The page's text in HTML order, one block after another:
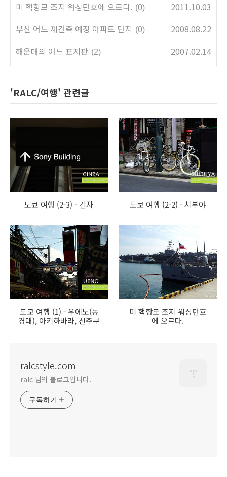
미 핵항모 조지 워싱턴호에 오르다. (0)
2011.10.03
부산 어느 재건축 예정 아파트 단지 (0)
2008.08.22
해운대의 어느 표지판 (2) 2007.02.14
'RALC/여행' 관련글
도쿄 여행 (2-3) - 긴자 도쿄 여행 (2-2) - 시부야
도쿄 여행 (1) - 우에노(동
경대), 아키하바라, 신주쿠
미 핵항모 조지 워싱턴호
에 오르다.
ralcstyle.com
ralc 님의 블로그입니다.
구독하기